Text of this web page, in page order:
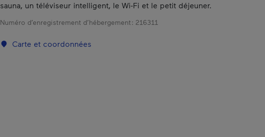
sauna, un téléviseur intelligent, le Wi-Fi et le petit déjeuner.
Numéro d’enregistrement d’hébergement : 216311
Carte et coordonnées